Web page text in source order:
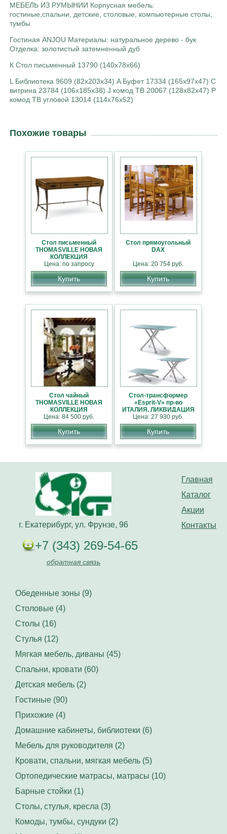
МЕБЕЛЬ ИЗ РУМЫНИИ Корпусная мебель:
гостиные,спальни, детские, столовые, компьютерные столы,
тумбы
Гостиная ANJOU Материалы: натуральное дерево - бук
Отделка: золотистый затемненный дуб
К Стол письменный 13790 (140х78х66)
L Библиотека 9609 (82х203х34) A Буфет 17334 (165х97х47) C
витрина 23784 (106х185х38) J комод ТВ 20067 (128х82х47) P
комод ТВ угловой 13014 (114х76х52)
Похожие товары
Стол письменный
THOMASVILLE НОВАЯ
КОЛЛЕКЦИЯ
АМЕРИКАНСКОЙ
МЕБЕЛИ
Цена: по запросу
Купить
Стол прямоугольный
DAX
Цена: 20 754 руб.
Купить
Стол чайный
THOMASVILLE НОВАЯ
КОЛЛЕКЦИЯ
АМЕРИКАНСКОЙ
МЕБЕЛИ
Цена: 84 500 руб.
Купить
Стол-трансформер
«Esprit-V» пр-во
ИТАЛИЯ, ЛИКВИДАЦИЯ
СКЛАД СКИДКА 30%
Цена: 27 930 руб.
Купить
Главная
Каталог
Акции
Контакты
г. Екатерибург, ул. Фрунзе, 96
+7 (343) 269-54-65
обратная связь
Обеденные зоны (9)
Столовые (4)
Столы (16)
Стулья (12)
Мягкая мебель, диваны (45)
Спальни, кровати (60)
Детская мебель (2)
Гостиные (90)
Прихожие (4)
Домашние кабинеты, библиотеки (6)
Мебель для руководителя (2)
Кровати, спальни, мягкая мебель (5)
Ортопедические матрасы, матрасы (10)
Барные стойки (1)
Столы, стулья, кресла (3)
Комоды, тумбы, сундуки (2)